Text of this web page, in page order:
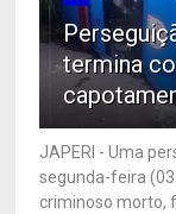
termina
JAPERI - Uma
segunda-feira
criminoso morto,